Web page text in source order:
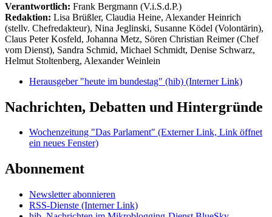
Verantwortlich: Frank Bergmann (V.i.S.d.P.)
Redaktion: Lisa Brüßler, Claudia Heine, Alexander Heinrich
(stellv. Chefredakteur), Nina Jeglinski, Susanne Ködel (Volontärin),
Claus Peter Kosfeld, Johanna Metz, Sören Christian Reimer (Chef
vom Dienst), Sandra Schmid, Michael Schmidt, Denise Schwarz,
Helmut Stoltenberg, Alexander Weinlein
Herausgeber "heute im bundestag" (hib) (Interner Link)
Nachrichten, Debatten und Hintergründe
Wochenzeitung "Das Parlament" (Externer Link, Link öffnet
ein neues Fenster)
Abonnement
Newsletter abonnieren
RSS-Dienste (Interner Link)